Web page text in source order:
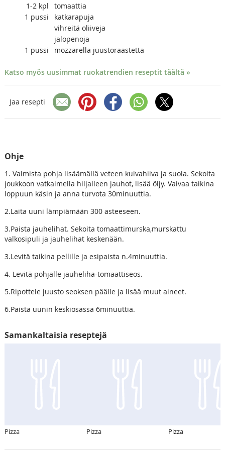
1-2 kpl
tomaattia
1 pussi
katkarapuja
vihreitä oliiveja
jalopenoja
1 pussi mozzarella juustoraastetta
Katso myös uusimmat ruokatrendien reseptit täältä »
Jaa resepti
Ohje
1. Valmista pohja lisäämällä veteen kuivahiiva ja suola. Sekoita
joukkoon vatkaimella hiljalleen jauhot, lisää öljy. Vaivaa taikina
loppuun käsin ja anna turvota 30minuuttia.
2.Laita uuni lämpiämään 300 asteeseen.
3.Paista jauhelihat. Sekoita tomaattimurska,murskattu
valkosipuli ja jauhelihat keskenään.
3.Levitä taikina pellille ja esipaista n.4minuuttia.
4. Levitä pohjalle jauheliha-tomaattiseos.
5.Ripottele juusto seoksen päälle ja lisää muut aineet.
6.Paista uunin keskiosassa 6minuuttia.
Samankaltaisia reseptejä
Pizza Pizza Pizza